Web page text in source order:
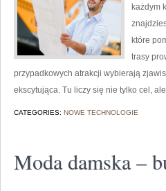
każdym
które
trasy
przypadkowych atrakcji wybierają
ekscytująca. Tu liczy się nie tylko cel, ale
CATEGORIES: NOWE TECHNOLOGIE
Moda damska –